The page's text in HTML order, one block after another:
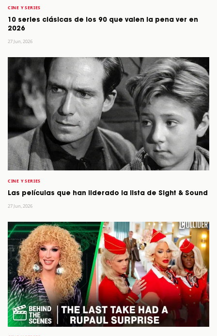
CINE Y SERIES
10 series clásicas de los 90 que valen la pena ver en
2026
27 Jun, 2026
CINE Y SERIES
Las películas que han liderado la lista de Sight & Sound
27 Jun, 2026